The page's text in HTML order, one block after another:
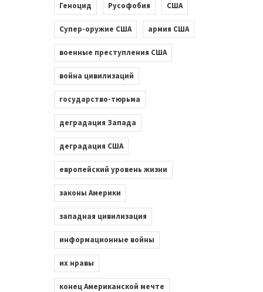
Геноцид Русофобия США
Супер-оружие США армия США
военные преступления США
война цивилизаций
государство-тюрьма
деградация Запада
деградация США
европейский уровень жизни
законы Америки
западная цивилизация
информационные войны
их нравы
конец Американской мечте